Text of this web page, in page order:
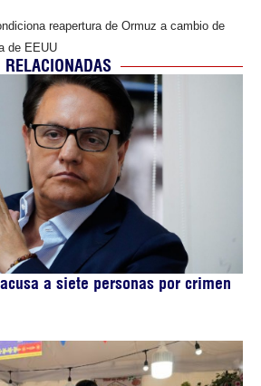
reapertura de Ormuz a cambio de
de EEUU
RELACIONADAS
a siete personas por crimen